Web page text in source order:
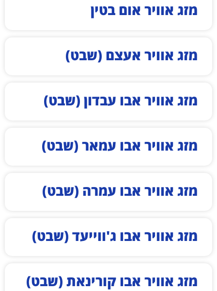
מזג אוויר אום בטין
מזג אוויר אעצם (שבט)
מזג אוויר אבו עבדון (שבט)
מזג אוויר אבו עמאר (שבט)
מזג אוויר אבו עמרה (שבט)
מזג אוויר אבו ג'ווייעד (שבט)
מזג אוויר אבו קורינאת (שבט)